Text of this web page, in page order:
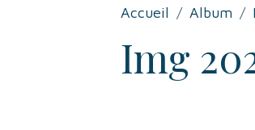
Accueil Album
Img